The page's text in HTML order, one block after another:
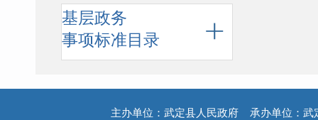
基层政务
事项标准目录
主办单位：武定县人民政府 承办单位：武